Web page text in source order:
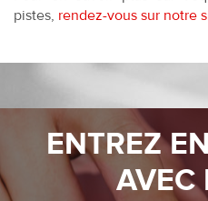
pistes, rendez-vous sur notre
ENTREZ
AVEC